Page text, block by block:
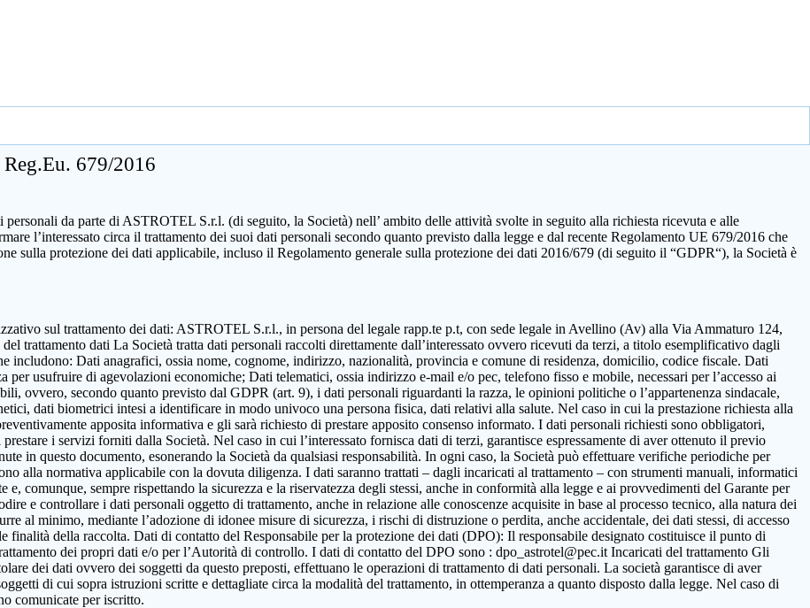
679/2016
da parte di ASTROTEL S.r.l. (di seguito, la Società) nell’ ambito delle attività svolte in seguito alla richiesta ricevuta e alle
l’interessato circa il trattamento dei suoi dati personali secondo quanto previsto dalla legge e dal recente Regolamento UE 679/2016 che
sulla protezione dei dati applicabile, incluso il Regolamento generale sulla protezione dei dati 2016/679 (di seguito il “GDPR“), la Società è
sul trattamento dei dati: ASTROTEL S.r.l., in persona del legale rapp.te p.t, con sede legale in Avellino (Av) alla Via Ammaturo 124,
trattamento dati La Società tratta dati personali raccolti direttamente dall’interessato ovvero ricevuti da terzi, a titolo esemplificativo dagli
Dati anagrafici, ossia nome, cognome, indirizzo, nazionalità, provincia e comune di residenza, domicilio, codice fiscale. Dati
usufruire di agevolazioni economiche; Dati telematici, ossia indirizzo e-mail e/o pec, telefono fisso e mobile, necessari per l’accesso ai
ovvero, secondo quanto previsto dal GDPR (art. 9), i dati personali riguardanti la razza, le opinioni politiche o l’appartenenza sindacale,
dati biometrici intesi a identificare in modo univoco una persona fisica, dati relativi alla salute. Nel caso in cui la prestazione richiesta alla
apposita informativa e gli sarà richiesto di prestare apposito consenso informato. I dati personali richiesti sono obbligatori,
i servizi forniti dalla Società. Nel caso in cui l’interessato fornisca dati di terzi, garantisce espressamente di aver ottenuto il previo
in questo documento, esonerando la Società da qualsiasi responsabilità. In ogni caso, la Società può effettuare verifiche periodiche per
alla normativa applicabile con la dovuta diligenza. I dati saranno trattati – dagli incaricati al trattamento – con strumenti manuali, informatici
comunque, sempre rispettando la sicurezza e la riservatezza degli stessi, anche in conformità alla legge e ai provvedimenti del Garante per
e controllare i dati personali oggetto di trattamento, anche in relazione alle conoscenze acquisite in base al processo tecnico, alla natura dei
al minimo, mediante l’adozione di idonee misure di sicurezza, i rischi di distruzione o perdita, anche accidentale, dei dati stessi, di accesso
finalità della raccolta. Dati di contatto del Responsabile per la protezione dei dati (DPO): Il responsabile designato costituisce il punto di
dei propri dati e/o per l’Autorità di controllo. I dati di contatto del DPO sono : dpo_astrotel@pec.it Incaricati del trattamento Gli
dei dati ovvero dei soggetti da questo preposti, effettuano le operazioni di trattamento di dati personali. La società garantisce di aver
di cui sopra istruzioni scritte e dettagliate circa la modalità del trattamento, in ottemperanza a quanto disposto dalla legge. Nel caso di
comunicate per iscritto.